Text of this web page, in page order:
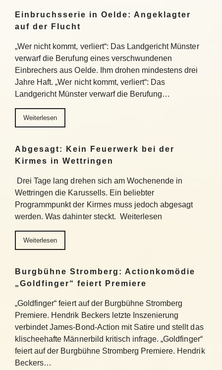
Einbruchsserie in Oelde: Angeklagter
auf der Flucht
„Wer nicht kommt, verliert“: Das Landgericht Münster
verwarf die Berufung eines verschwundenen
Einbrechers aus Oelde. Ihm drohen mindestens drei
Jahre Haft. „Wer nicht kommt, verliert“: Das
Landgericht Münster verwarf die Berufung…
Weiterlesen
Abgesagt: Kein Feuerwerk bei der
Kirmes in Wettringen
Drei Tage lang drehen sich am Wochenende in
Wettringen die Karussells. Ein beliebter
Programmpunkt der Kirmes muss jedoch abgesagt
werden. Was dahinter steckt. Weiterlesen
Weiterlesen
Burgbühne Stromberg: Actionkomödie
„Goldfinger“ feiert Premiere
„Goldfinger“ feiert auf der Burgbühne Stromberg
Premiere. Hendrik Beckers letzte Inszenierung
verbindet James-Bond-Action mit Satire und stellt das
klischeehafte Männerbild kritisch infrage. „Goldfinger“
feiert auf der Burgbühne Stromberg Premiere. Hendrik
Beckers…